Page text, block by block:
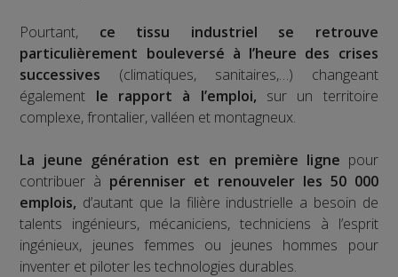
Pourtant, ce tissu industriel se retrouve
particulièrement bouleversé à l’heure des crises
successives (climatiques, sanitaires,…) changeant
également le rapport à l’emploi, sur un territoire
complexe, frontalier, valléen et montagneux.
La jeune génération est en première ligne pour
contribuer à pérenniser et renouveler les 50 000
emplois, d’autant que la filière industrielle a besoin de
talents ingénieurs, mécaniciens, techniciens à l’esprit
ingénieux, jeunes femmes ou jeunes hommes pour
inventer et piloter les technologies durables.